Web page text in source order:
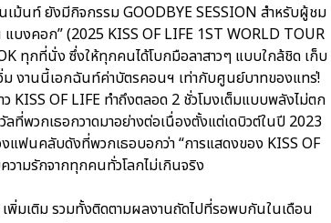
ม้นท์ ยังมีกิจกรรม GOODBYE SESSION สำหรับผู้ชม
บงคอก” (2025 KISS OF LIFE 1ST WORLD TOUR
ทุกที่นั่ง ซึ่งให้ทุกคนได้โบกมือลาสาวๆ แบบใกล้ชิด เก็บ
ม งานนี้เอกฉันท์ค่าบัตรคอนฯ เท่ากับศูนย์บาทของแทร่!
KISS OF LIFE ทำถึงตลอด 2 ชั่วโมงเต็มแบบพลังไม่ตก
ลที่พวกเธอกวาดมาอย่างต่อเนื่องตั้งแต่เดบิวต์ในปี 2023
ฟนคลับดังที่พวกเธอบอกว่า “การแสดงของ KISS OF
วามรักจากทุกคนทั่วโลกไม่เกินจริง
พิ่มเติม รวมทั้งติดตามผลงานถัดไปที่รอพบกันในเดือน